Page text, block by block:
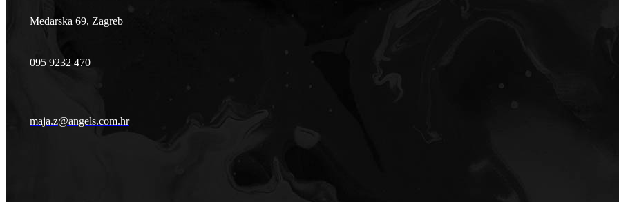
Medarska 69, Zagreb
095 9232 470
maja.z@angels.com.hr